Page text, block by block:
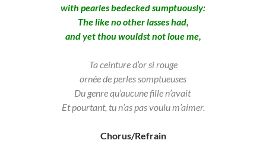
with pearles bedecked sumptuously:
The like no other lasses had,
and yet thou wouldst not loue me,
Ta ceinture d’or si rouge
ornée de perles somptueuses
Du genre qu’aucune fille n’avait
Et pourtant, tu n’as pas voulu m’aimer.
Chorus/Refrain